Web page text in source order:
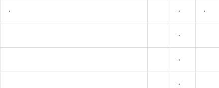
• • •
•
•
•